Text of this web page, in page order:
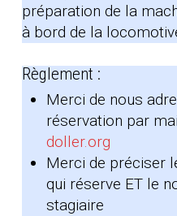
préparation de la
à bord de la
Règlement :
Merci de nous
réservation par
doller.org
Merci de préciser
qui réserve ET le
stagiaire